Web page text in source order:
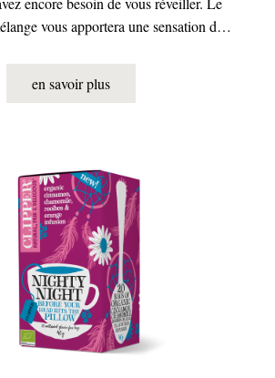
vous apportera une sensation de
en savoir plus